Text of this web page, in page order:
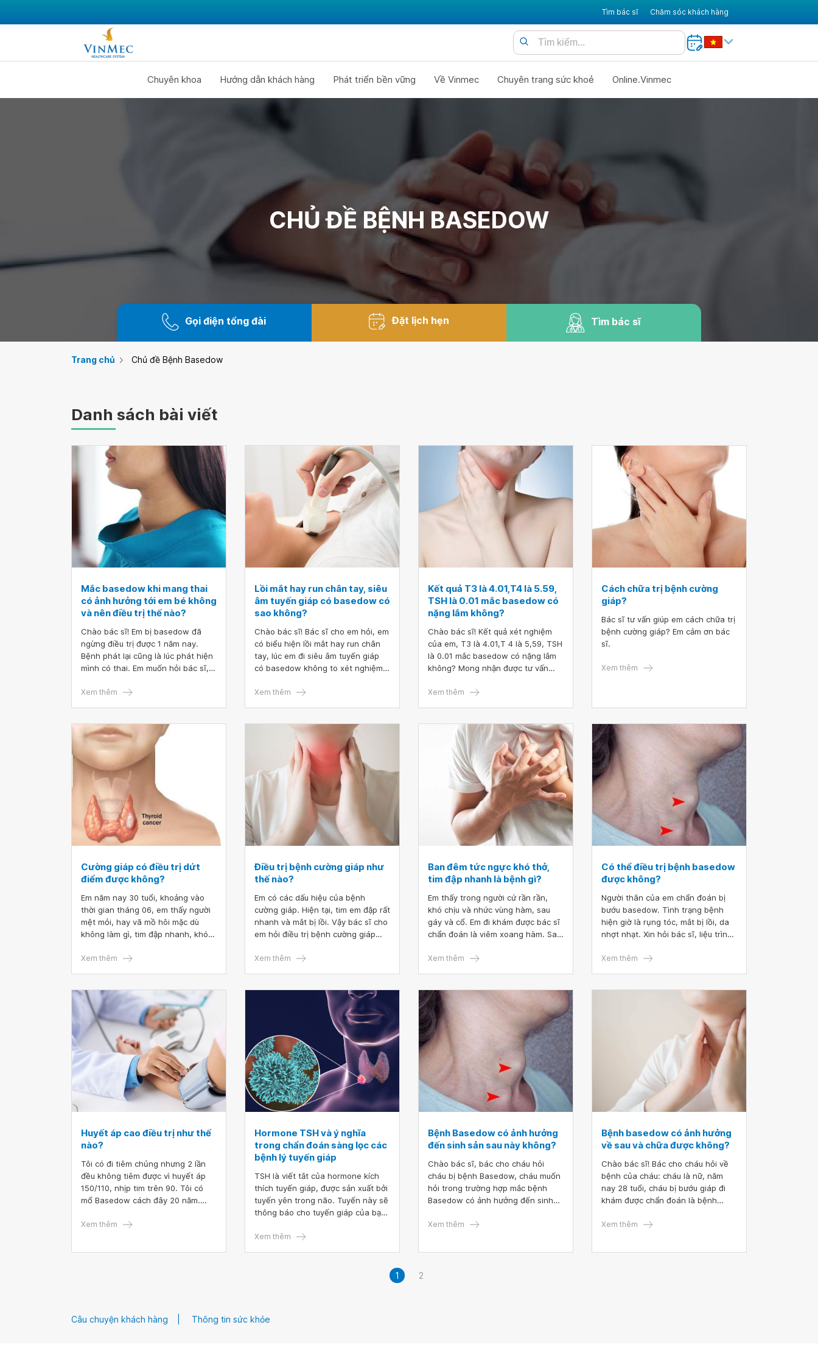
Tìm bác sĩ Chăm sóc khách hàng
Chuyên khoa Hướng dẫn khách hàng Phát triển bền vững Về Vinmec Chuyên trang sức khoẻ Online.Vinmec
CHỦ ĐỀ BỆNH BASEDOW
Gọi điện tổng đài Đặt lịch hẹn Tìm bác sĩ
Trang chủ Chủ đề Bệnh Basedow
Danh sách bài viết
Mắc basedow khi mang thai
có ảnh hưởng tới em bé không
và nên điều trị thế nào?
Chào bác sĩ! Em bị basedow đã
ngừng điều trị được 1 năm nay.
Bệnh phát lại cũng là lúc phát hiện
mình có thai. Em muốn hỏi bác sĩ,
hưởng tới em bé không và nên điều
Xem thêm
Lồi mắt hay run chân tay, siêu
âm tuyến giáp có basedow có
sao không?
Chào bác sĩ! Bác sĩ cho em hỏi, em
có biểu hiện lồi mắt hay run chân
tay, lúc em đi siêu âm tuyến giáp
có basedow không to xét nghiệm
Xem thêm
Kết quả T3 là 4.01,T4 là 5.59,
TSH là 0.01 mắc basedow có
nặng lắm không?
Chào bác sĩ! Kết quả xét nghiệm
của em, T3 là 4.01,T 4 là 5,59, TSH
là 0.01 mắc basedow có nặng lắm
không? Mong nhận được tư vấn
Xem thêm
Cách chữa trị bệnh cường
giáp?
Bác sĩ tư vấn giúp em cách chữa trị
bệnh cường giáp? Em cảm ơn bác
sĩ.
Xem thêm
Cường giáp có điều trị dứt
điểm được không?
Em năm nay 30 tuổi, khoảng vào
thời gian tháng 06, em thấy người
mệt mỏi, hay vã mồ hôi mặc dù
không làm gì, tim đập nhanh, khó
luận là bị cường giáp. Bác sĩ cho
nhiêu lâu điều trị thì sẽ khỏi? Em
cảm ơn bác sĩ.
Xem thêm
Điều trị bệnh cường giáp như
thế nào?
Em có các dấu hiệu của bệnh
cường giáp. Hiện tại, tim em đập rất
nhanh và mắt bị lồi. Vậy bác sĩ cho
em hỏi điều trị bệnh cường giáp
Xem thêm
Ban đêm tức ngực khó thở,
tim đập nhanh là bệnh gì?
Em thấy trong người cứ rần rần,
khó chịu và nhức vùng hàm, sau
gáy và cổ. Em đi khám được bác sĩ
chẩn đoán là viêm xoang hàm. Sau
khoảng 2 tháng thì bệnh có đỡ. Do
Em cũng ngừng thuốc khoảng 2
tháng thì dịch covid 19 bùng phát
nên em không vào bệnh viện tái
khám được. Bắt đầu từ tháng 6, em
thấy bệnh viêm xoang hàm tái phát
nên có mua thuốc theo toa bác sĩ
ở ngoài uống. Tuy nhiên, em lại có
thêm vài triệu chứng khác như là
ban đêm ngủ thì trong người cứ run
run ớn lạnh từng cơn, đánh trống
ngửa thì thấy hơi tức ngực khó thở
chút, nhưng ngồi dậy thì thở tốt.
Em có tìm hiểu biết đến triệu chứng
của bướu cổ và mẹ em cũng bị
bướu tuyến giáp. Vậy cho em hỏi
có phải bị bướu không ạ? Ban đêm
tức ngực khó thở, tim đập nhanh là
Xem thêm
Có thể điều trị bệnh basedow
được không?
Người thân của em chẩn đoán bị
bướu basedow. Tình trạng bệnh
hiện giờ là rụng tóc, mắt bị lồi, da
nhợt nhạt. Xin hỏi bác sĩ, liệu trình
ạ? Có thể điều trị bệnh basedow
Xem thêm
Huyết áp cao điều trị như thế
nào?
Tôi có đi tiêm chủng nhưng 2 lần
đều không tiêm được vì huyết áp
150/110, nhịp tim trên 90. Tôi có
mổ Basedow cách đây 20 năm.
dày, viêm mũi dị ứng. Vậy bác sĩ
Xem thêm
Hormone TSH và ý nghĩa
trong chẩn đoán sàng lọc các
bệnh lý tuyến giáp
TSH là viết tắt của hormone kích
thích tuyến giáp, được sản xuất bởi
tuyến yên trong não. Tuyến này sẽ
thông báo cho tuyến giáp của bạn
hormone tuyến giáp vào trong
Xem thêm
Bệnh Basedow có ảnh hưởng
đến sinh sản sau này không?
Chào bác sĩ, bác cho cháu hỏi
cháu bị bệnh Basedow, cháu muốn
hỏi trong trường hợp mắc bệnh
Basedow có ảnh hưởng đến sinh
ơn bác sĩ.
Xem thêm
Bệnh basedow có ảnh hưởng
về sau và chữa được không?
Chào bác sĩ! Bác cho cháu hỏi về
bệnh của cháu: cháu là nữ, năm
nay 28 tuổi, cháu bị bướu giáp đi
khám được chẩn đoán là bệnh
ảnh hưởng về sau và chữa được
Xem thêm
1 2
Câu chuyện khách hàng Thông tin sức khỏe